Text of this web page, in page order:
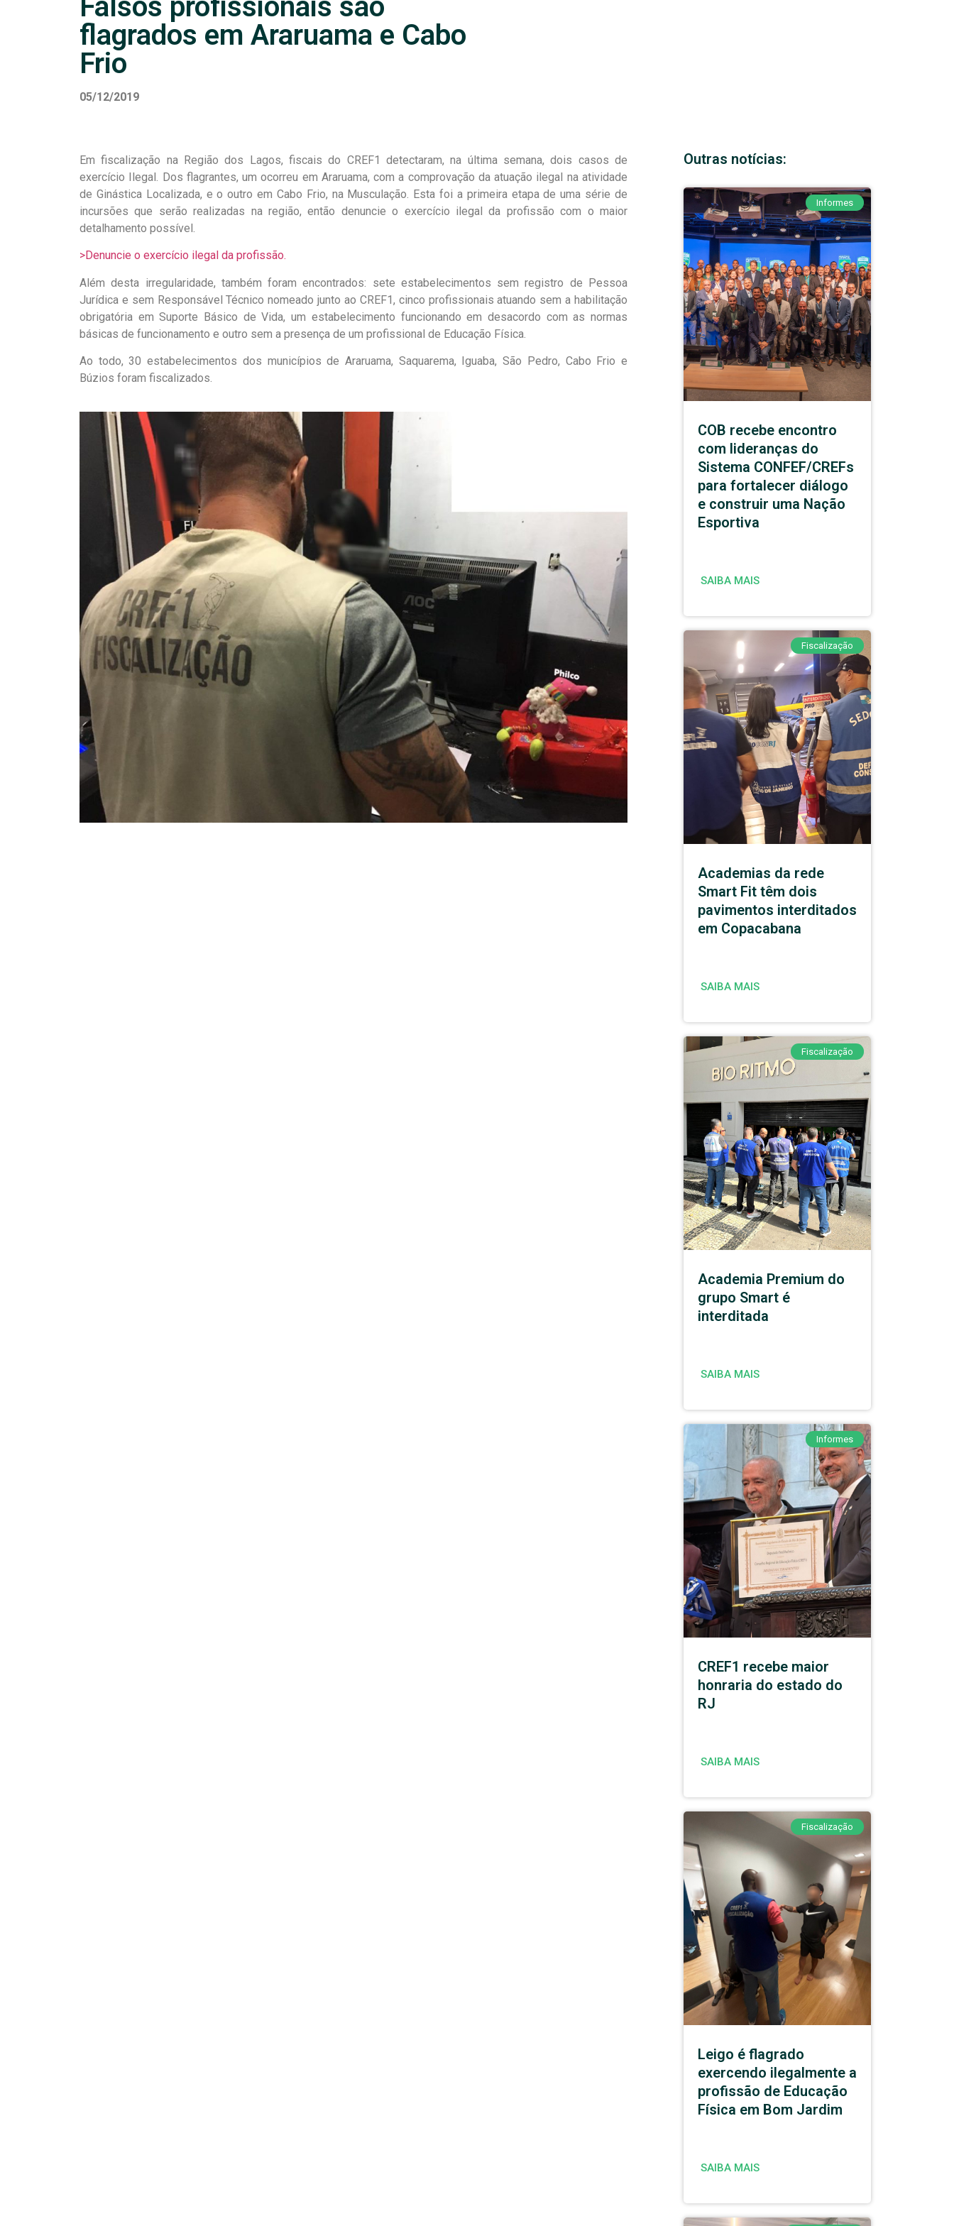
Falsos profissionais são
flagrados em Araruama e Cabo
Frio
05/12/2019
Em fiscalização na Região dos Lagos, fiscais do CREF1 detectaram, na última semana, dois casos de
exercício Ilegal. Dos flagrantes, um ocorreu em Araruama, com a comprovação da atuação ilegal na atividade
de Ginástica Localizada, e o outro em Cabo Frio, na Musculação. Esta foi a primeira etapa de uma série de
incursões que serão realizadas na região, então denuncie o exercício ilegal da profissão com o maior
detalhamento possível.
>Denuncie o exercício ilegal da profissão.
Além desta irregularidade, também foram encontrados: sete estabelecimentos sem registro de Pessoa
Jurídica e sem Responsável Técnico nomeado junto ao CREF1, cinco profissionais atuando sem a habilitação
obrigatória em Suporte Básico de Vida, um estabelecimento funcionando em desacordo com as normas
básicas de funcionamento e outro sem a presença de um profissional de Educação Física.
Ao todo, 30 estabelecimentos dos municípios de Araruama, Saquarema, Iguaba, São Pedro, Cabo Frio e
Búzios foram fiscalizados.
Outras notícias:
Informes
COB recebe encontro
com lideranças do
Sistema CONFEF/CREFs
para fortalecer diálogo
e construir uma Nação
Esportiva
SAIBA MAIS
Fiscalização
Academias da rede
Smart Fit têm dois
pavimentos interditados
em Copacabana
SAIBA MAIS
Fiscalização
Academia Premium do
grupo Smart é
interditada
SAIBA MAIS
Informes
CREF1 recebe maior
honraria do estado do
RJ
SAIBA MAIS
Fiscalização
Leigo é flagrado
exercendo ilegalmente a
profissão de Educação
Física em Bom Jardim
SAIBA MAIS